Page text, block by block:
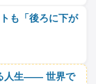
も「後ろに下が
人生―― 世界で